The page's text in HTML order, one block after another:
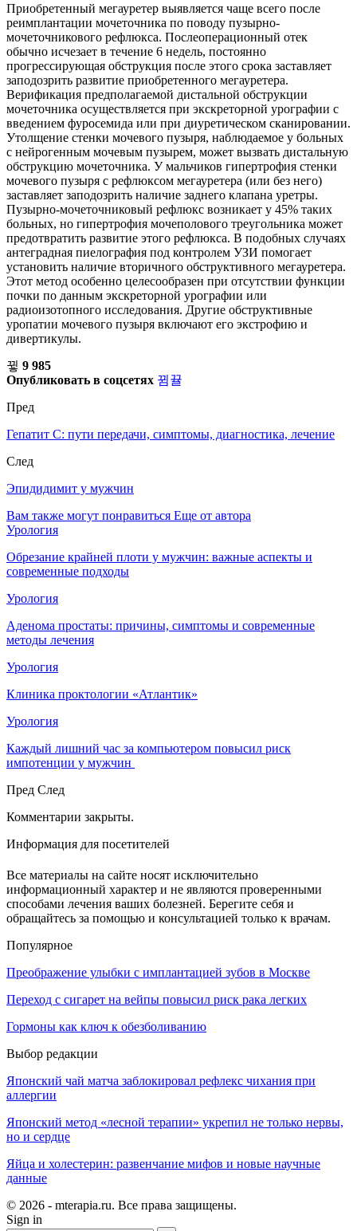
Приобретенный мегауретер выявляется чаще всего после
реимплантации мочеточника по поводу пузырно-
мочеточникового рефлюкса. Послеоперационный отек
обычно исчезает в течение 6 недель, постоянно
прогрессирующая обструкция после этого срока заставляет
заподозрить развитие приобретенного мегауретера.
Верификация предполагаемой дистальной обструкции
мочеточника осуществляется при экскреторной урографии с
введением фуросемида или при диуретическом сканировании.
Утолщение стенки мочевого пузыря, наблюдаемое у больных
с нейрогенным мочевым пузырем, может вызвать дистальную
обструкцию мочеточника. У мальчиков гипертрофия стенки
мочевого пузыря с рефлюксом мегауретера (или без него)
заставляет заподозрить наличие заднего клапана уретры.
Пузырно-мочеточниковый рефлюкс возникает у 45% таких
больных, но гипертрофия мочеполового треугольника может
предотвратить развитие этого рефлюкса. В подобных случаях
антеградная пиелография под контролем УЗИ помогает
установить наличие вторичного обструктивного мегауретера.
Этот метод особенно целесообразен при отсутствии функции
почки по данным экскреторной урографии или
радиоизотопного исследования. Другие обструктивные
уропатии мочевого пузыря включают его экстрофию и
дивертикулы.
9 985
Опубликовать в соцсетях
Пред
Гепатит С: пути передачи, симптомы, диагностика, лечение
След
Эпидидимит у мужчин
Вам также могут понравиться Еще от автора
Урология
Обрезание крайней плоти у мужчин: важные аспекты и
современные подходы
Урология
Аденома простаты: причины, симптомы и современные
методы лечения
Урология
Клиника проктологии «Атлантик»
Урология
Каждый лишний час за компьютером повысил риск
импотенции у мужчин
Пред След
Комментарии закрыты.
Информация для посетителей
Все материалы на сайте носят исключительно
информационный характер и не являются проверенными
способами лечения ваших болезней. Берегите себя и
обращайтесь за помощью и консультацией только к врачам.
Популярное
Преображение улыбки с имплантацией зубов в Москве
Переход с сигарет на вейпы повысил риск рака легких
Гормоны как ключ к обезболиванию
Выбор редакции
Японский чай матча заблокировал рефлекс чихания при
аллергии
Японский метод «лесной терапии» укрепил не только нервы,
но и сердце
Яйца и холестерин: развенчание мифов и новые научные
данные
© 2026 - mterapia.ru. Все права защищены.
Sign in